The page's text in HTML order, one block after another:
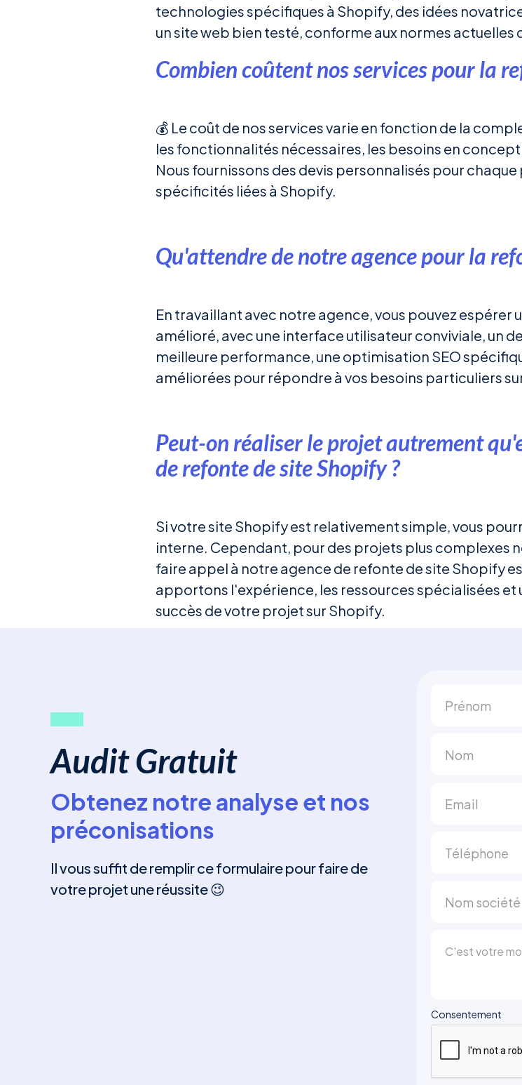
technologies spécifiques à Shopify, des idées
un site web bien testé, conforme aux normes actuelles
Combien coûtent nos services pour la
💰 Le coût de nos services varie en fonction de la
les fonctionnalités nécessaires, les besoins en
Nous fournissons des devis personnalisés pour
spécificités liées à Shopify.
Qu'attendre de notre agence pour la
En travaillant avec notre agence, vous pouvez
amélioré, avec une interface utilisateur conviviale, un
meilleure performance, une optimisation SEO
améliorées pour répondre à vos besoins particuliers
Peut-on réaliser le projet autrement
de refonte de site Shopify ?
Si votre site Shopify est relativement simple, vous
interne. Cependant, pour des projets plus complexes
faire appel à notre agence de refonte de site Shopify
apportons l'expérience, les ressources spécialisées
succès de votre projet sur Shopify.
Audit Gratuit
Obtenez notre analyse et nos
préconisations
Il vous suffit de remplir ce formulaire pour faire de
votre projet une réussite 😉
Consentement